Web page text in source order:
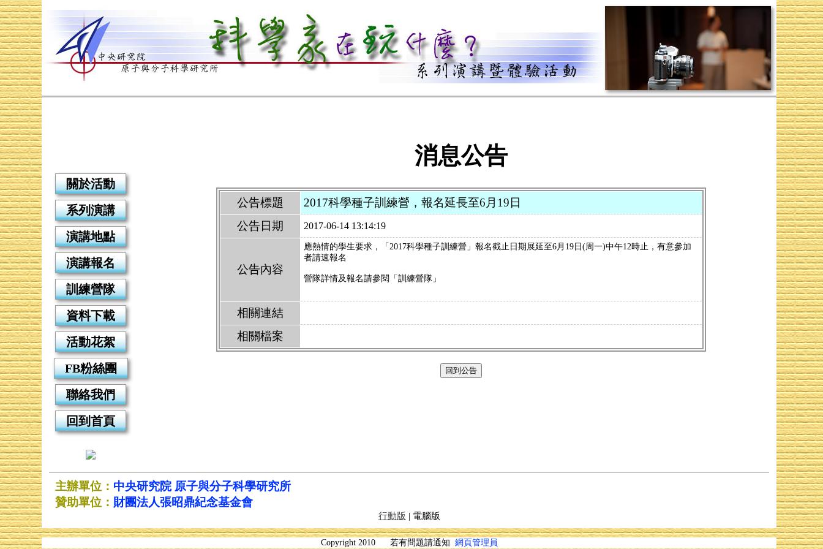
關於活動
系列演講
演講地點
演講報名
訓練營隊
資料下載
活動花絮
FB粉絲團
聯絡我們
回到首頁
消息公告
公告標題
2017科學種子訓練營，報名延長至6月19日
公告日期
2017-06-14 13:14:19
公告內容
應熱情的學生要求， 「 2017科學種子訓練營 」 報名截止日期展延至6月19日(周一)中午12時止，有意參加
者請速報名
營隊詳情及報名請參閱「訓練營隊」
相關連結
相關檔案
回到公告
主辦單位： 中央研究院 原子與分子科學研究所
贊助單位： 財團法人張昭鼎紀念基金會
行動版 | 電腦版
Copyright 2010 若有問題請通知 網頁管理員